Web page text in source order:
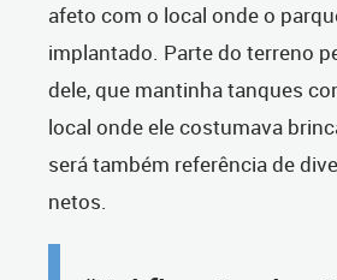
afeto com o local onde o
implantado. Parte do terreno
dele, que mantinha tanques
local onde ele costumava
será também referência de
netos.